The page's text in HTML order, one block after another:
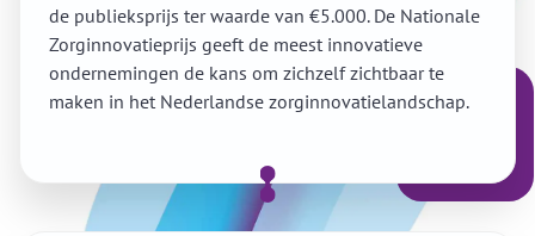
de publieksprijs ter waarde van €5.000. De Nationale
Zorginnovatieprijs geeft de meest innovatieve
ondernemingen de kans om zichzelf zichtbaar te
maken in het Nederlandse zorginnovatielandschap.